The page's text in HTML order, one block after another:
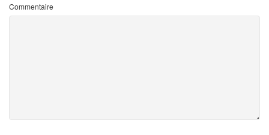
Commentaire